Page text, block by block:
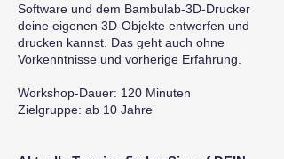
Software und dem Bambulab-3D-Drucker
deine eigenen 3D-Objekte entwerfen und
drucken kannst. Das geht auch ohne
Vorkenntnisse und vorherige Erfahrung.
Workshop-Dauer: 120 Minuten
Zielgruppe: ab 10 Jahre